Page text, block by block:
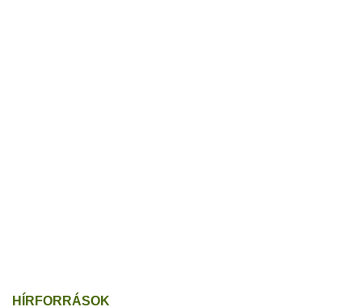
HÍRFORRÁSOK